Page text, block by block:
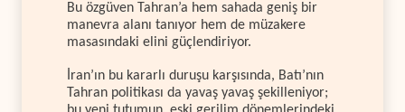
Bu özgüven Tahran’a hem sahada geniş bir
manevra alanı tanıyor hem de müzakere
masasındaki elini güçlendiriyor.
İran’ın bu kararlı duruşu karşısında, Batı’nın
Tahran politikası da yavaş yavaş şekilleniyor;